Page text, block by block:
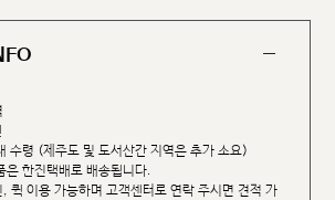
수령 (제주도 및 도서산간 지역은 추가 소요)
은 한진택배로 배송됩니다.
퀵 이용 가능하며 고객센터로 연락 주시면 견적 가